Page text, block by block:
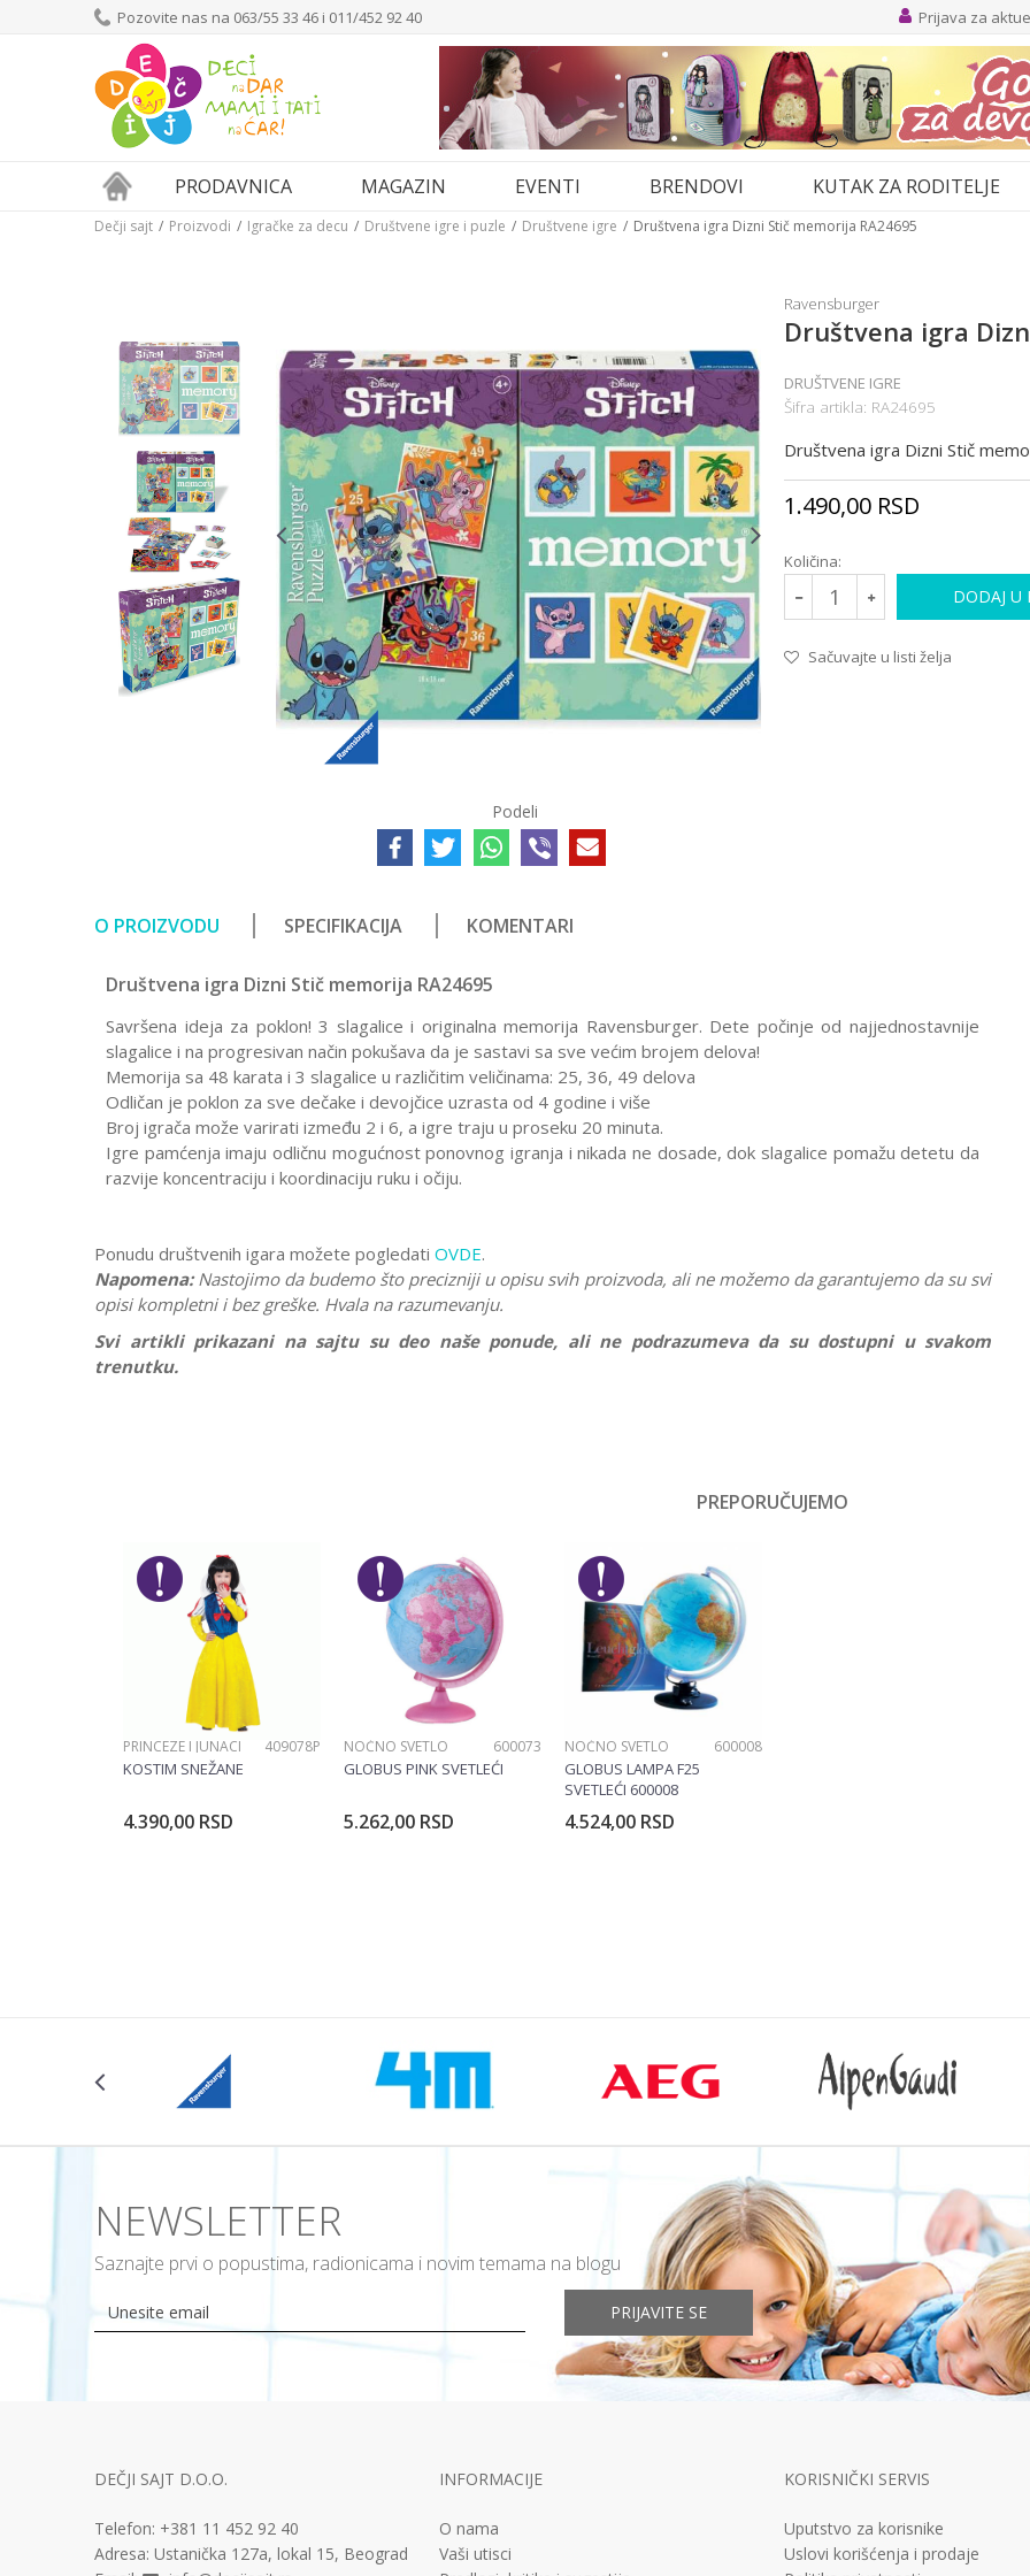
Pozovite nas na 063/55 33 46 i 011/452 92 40 Prijava za
PRODAVNICA MAGAZIN EVENTI BRENDOVI KUTAK ZA RODITELJE
Dečji sajt Proizvodi Igračke za decu Društvene igre i puzle Društvene igre Društvena igra Dizni Stič memorija RA24695
Podeli
Ravensburger
Društvena igra
DRUŠTVENE IGRE
Šifra artikla: RA24695
Društvena igra Dizni Stič
1.490,00 RSD
Količina:
DODAJ U
Sačuvajte u listi želja
O PROIZVODU SPECIFIKACIJA KOMENTARI
Društvena igra Dizni Stič memorija RA24695
Savršena ideja za poklon! 3 slagalice i originalna memorija Ravensburger. Dete počinje od najjednostavnije
slagalice i na progresivan način pokušava da je sastavi sa sve većim brojem delova!
Memorija sa 48 karata i 3 slagalice u različitim veličinama: 25, 36, 49 delova
Odličan je poklon za sve dečake i devojčice uzrasta od 4 godine i više
Broj igrača može varirati između 2 i 6, a igre traju u proseku 20 minuta.
Igre pamćenja imaju odličnu mogućnost ponovnog igranja i nikada ne dosade, dok slagalice pomažu detetu da
razvije koncentraciju i koordinaciju ruku i očiju.
Ponudu društvenih igara možete pogledati OVDE.
Napomena: Nastojimo da budemo što precizniji u opisu svih proizvoda, ali ne možemo da garantujemo da su svi
opisi kompletni i bez greške. Hvala na razumevanju.
Svi artikli prikazani na sajtu su deo naše ponude, ali ne podrazumeva da su dostupni u svakom
trenutku.
Devojčice, Dečaci
Poruka
POŠALJI
PREPORUČUJEMO
PRINCEZE I JUNACI 409078P
KOSTIM SNEŽANE
4.390,00 RSD
NOĆNO SVETLO 600073
GLOBUS PINK SVETLEĆI
5.262,00 RSD
NOĆNO SVETLO 600008
GLOBUS LAMPA F25
SVETLEĆI 600008
4.524,00 RSD
NEWSLETTER
Saznajte prvi o popustima, radionicama i novim temama na blogu
PRIJAVITE SE
DEČJI SAJT D.O.O.
Telefon: +381 11 452 92 40
Adresa: Ustanička 127a, lokal 15, Beograd
INFORMACIJE
O nama
Vaši utisci
KORISNIČKI SERVIS
Uputstvo za korisnike
Uslovi korišćenja i prodaje